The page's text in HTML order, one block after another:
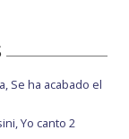
Se ha acabado el
Yo canto 2